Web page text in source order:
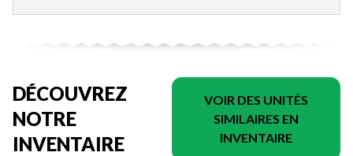
DÉCOUVREZ
NOTRE
INVENTAIRE
VOIR DES UNITÉS
SIMILAIRES EN
INVENTAIRE